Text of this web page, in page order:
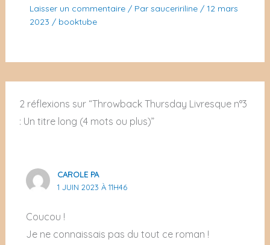
Laisser un commentaire / Par sauceririline / 12 mars
2023 / booktube
2 réflexions sur “Throwback Thursday Livresque n°3
: Un titre long (4 mots ou plus)”
CAROLE PA
1 JUIN 2023 À 11H46
Coucou !
Je ne connaissais pas du tout ce roman !